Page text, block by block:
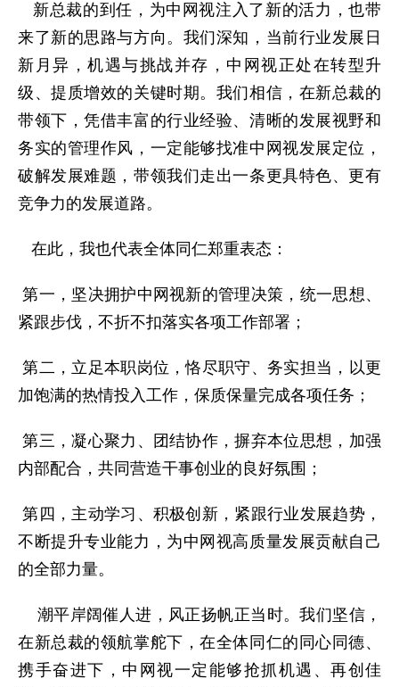
新总裁的到任，为中网视注入了新的活力，也带
来了新的思路与方向。我们深知，当前行业发展日
新月异，机遇与挑战并存，中网视正处在转型升
级、提质增效的关键时期。我们相信，在新总裁的
带领下，凭借丰富的行业经验、清晰的发展视野和
务实的管理作风，一定能够找准中网视发展定位，
破解发展难题，带领我们走出一条更具特色、更有
竞争力的发展道路。
在此，我也代表全体同仁郑重表态：
第一，坚决拥护中网视新的管理决策，统一思想、
紧跟步伐，不折不扣落实各项工作部署；
第二，立足本职岗位，恪尽职守、务实担当，以更
加饱满的热情投入工作，保质保量完成各项任务；
第三，凝心聚力、团结协作，摒弃本位思想，加强
内部配合，共同营造干事创业的良好氛围；
第四，主动学习、积极创新，紧跟行业发展趋势，
不断提升专业能力，为中网视高质量发展贡献自己
的全部力量。
潮平岸阔催人进，风正扬帆正当时。我们坚信，
在新总裁的领航掌舵下，在全体同仁的同心同德、
携手奋进下，中网视一定能够抢抓机遇、再创佳